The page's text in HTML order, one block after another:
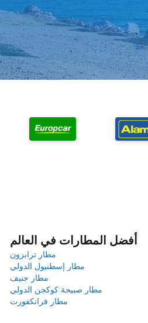
أفضل المطارات في العالم
مطار ترابزون
مطار إسطنبول الدولي
مطار جنيف
مطار صبيحة كوكجن الدولي
مطار فرانكفورت